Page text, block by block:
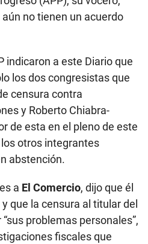
no tienen un acuerdo
indicaron a este Diario que
los dos congresistas que
censura contra
y Roberto Chiabra-
de esta en el pleno de este
otros integrantes
abstención.
a El Comercio, dijo que él
que la censura al titular del
problemas personales”,
fiscales que